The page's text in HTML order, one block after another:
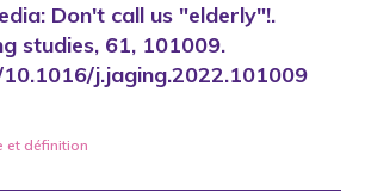
Don't call us "elderly"!.
studies, 61, 101009.
j.jaging.2022.101009
et définition